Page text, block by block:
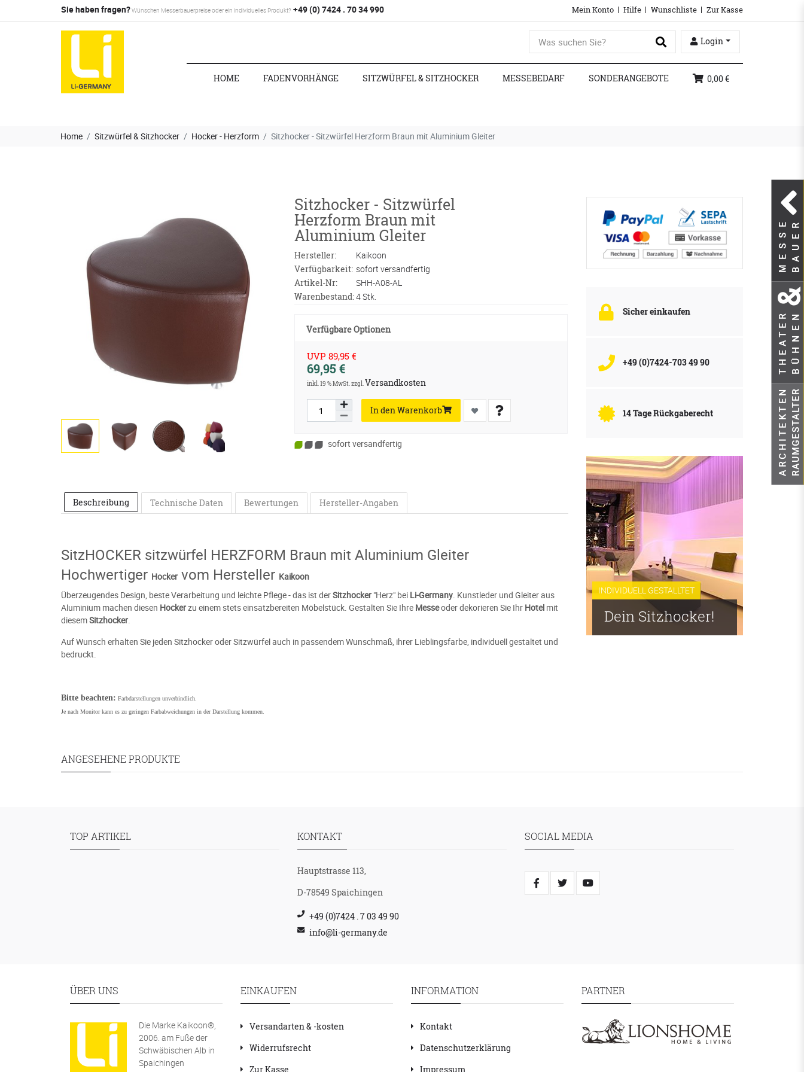
Sie haben fragen?Wünschen Messerbauerpreise oder ein individuelles Produkt? +49 (0) 7424 . 70 34 990 Mein Konto Hilfe Wunschliste Zur Kasse
Login
HOME FADENVORHÄNGE SITZWÜRFEL & SITZHOCKER MESSEBEDARF SONDERANGEBOTE 0,00 €
Home Sitzwürfel & Sitzhocker Hocker - Herzform Sitzhocker - Sitzwürfel Herzform Braun mit Aluminium Gleiter
Sitzhocker - Sitzwürfel
Herzform Braun mit
Aluminium Gleiter
Hersteller:
Kaikoon
Verfügbarkeit: sofort versandfertig
Artikel-Nr:
SHH-A08-AL
Warenbestand:4 Stk.
Verfügbare Optionen
UVP 89,95 €
69,95 €
inkl. 19 % MwSt. zzgl.Versandkosten
In den Warenkorb
sofort versandfertig
Beschreibung Technische Daten Bewertungen Hersteller-Angaben
SitzHOCKER sitzwürfel HERZFORM Braun mit Aluminium Gleiter
Hochwertiger Hocker vom Hersteller Kaikoon
Überzeugendes Design, beste Verarbeitung und leichte Pflege - das ist derSitzhocker "Herz" bei Li-Germany. Kunstleder und Gleiter aus
Aluminium machen diesen Hockerzu einem stets einsatzbereiten Möbelstück. Gestalten Sie Ihre Messeoder dekorieren Sie Ihr Hotel mit
diesemSitzhocker.
Auf Wunsch erhalten Sie jeden Sitzhocker oder Sitzwürfel auch in passendem Wunschmaß, ihrer Lieblingsfarbe, individuell gestaltet und
bedruckt.
Bitte beachten: Farbdarstellungen unverbindlich.
Je nach Monitor kann es zu geringen Farbabweichungen in der Darstellung kommen.
Sicher einkaufen
+49 (0)7424-703 49 90
14 Tage Rückgaberecht
INDIVIDUELL GESTALLTET
Dein Sitzhocker!
ANGESEHENE PRODUKTE
TOP ARTIKEL KONTAKT
Hauptstrasse 113,
D-78549 Spaichingen
+49 (0)7424 . 7 03 49 90
info@li-germany.de
SOCIAL MEDIA
ÜBER UNS
Die Marke Kaikoon®,
2006. am Fuße der
Schwäbischen Alb in
Spaichingen
EINKAUFEN
Versandarten & -kosten
Widerrufsrecht
Zur Kasse
INFORMATION
Kontakt
Datenschutzerklärung
Impressum
PARTNER
M
E
S
S
E
B
A
U
ER
THEATERBÜHNEN
ARCHITEKTENRAUMGESTALTER